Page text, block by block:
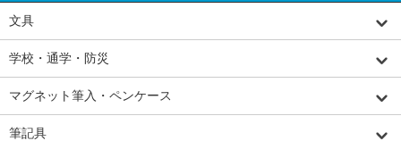
文具
学校・通学・防災
マグネット筆入・ペンケース
筆記具